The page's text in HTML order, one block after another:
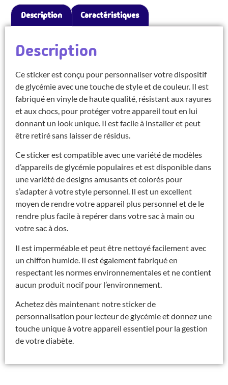
Description Caractéristiques
Description
Ce sticker est conçu pour personnaliser votre dispositif
de glycémie avec une touche de style et de couleur. Il est
fabriqué en vinyle de haute qualité, résistant aux rayures
et aux chocs, pour protéger votre appareil tout en lui
donnant un look unique. Il est facile à installer et peut
être retiré sans laisser de résidus.
Ce sticker est compatible avec une variété de modèles
d’appareils de glycémie populaires et est disponible dans
une variété de designs amusants et colorés pour
s’adapter à votre style personnel. Il est un excellent
moyen de rendre votre appareil plus personnel et de le
rendre plus facile à repérer dans votre sac à main ou
votre sac à dos.
Il est imperméable et peut être nettoyé facilement avec
un chiffon humide. Il est également fabriqué en
respectant les normes environnementales et ne contient
aucun produit nocif pour l’environnement.
Achetez dès maintenant notre sticker de
personnalisation pour lecteur de glycémie et donnez une
touche unique à votre appareil essentiel pour la gestion
de votre diabète.